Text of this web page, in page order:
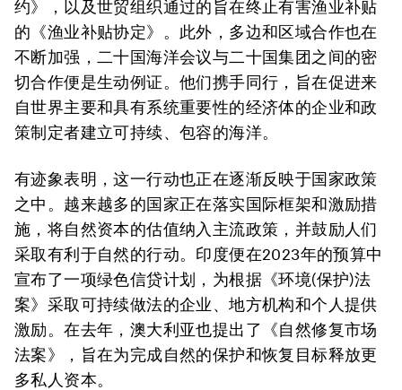
约》，以及世贸组织通过的旨在终止有害渔业补贴
的《渔业补贴协定》。此外，多边和区域合作也在
不断加强，二十国海洋会议与二十国集团之间的密
切合作便是生动例证。他们携手同行，旨在促进来
自世界主要和具有系统重要性的经济体的企业和政
策制定者建立可持续、包容的海洋。
有迹象表明，这一行动也正在逐渐反映于国家政策
之中。越来越多的国家正在落实国际框架和激励措
施，将自然资本的估值纳入主流政策，并鼓励人们
采取有利于自然的行动。印度便在2023年的预算中
宣布了一项绿色信贷计划，为根据《环境(保护)法
案》采取可持续做法的企业、地方机构和个人提供
激励。在去年，澳大利亚也提出了《自然修复市场
法案》，旨在为完成自然的保护和恢复目标释放更
多私人资本。